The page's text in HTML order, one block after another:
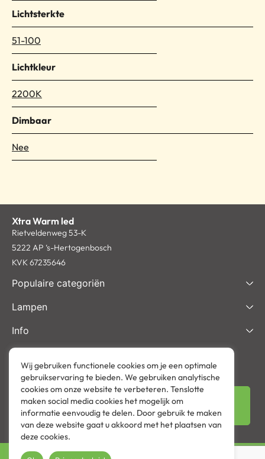
Lichtsterkte
51-100
Lichtkleur
2200K
Dimbaar
Nee
Xtra Warm led
Rietveldenweg 53-K
5222 AP ‘s-Hertogenbosch
KVK 67235646
Populaire categoriën
Lampen
Info
Nieuwsbrief inschrijven
Schrijf je nu in voor onze nieuwsbrief en ontvang het laatste
nieuws en aantrekkelijke korting via de mail.
Copyright 2026 @ XtraWarmLed.com | Webshop door
Wij gebruiken functionele cookies om je een optimale
gebruikservaring te bieden. We gebruiken analytische
cookies om onze website te verbeteren. Tenslotte
maken social media cookies het mogelijk om
informatie eenvoudig te delen. Door gebruik te maken
van deze website gaat u akkoord met het plaatsen van
deze cookies.